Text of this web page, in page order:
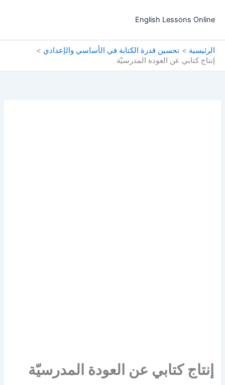
إلىEnglish Lessons Online
الرئيسية
تحسين قدرة الكتابة في الأساسي والإعدادي
إنتاج كتابي عن العودة المدرسيّة
إنتاج كتابي عن العودة المدرسيّة